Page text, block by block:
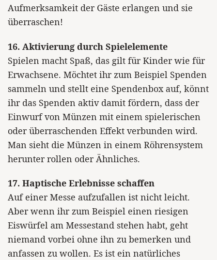
Aufmerksamkeit der Gäste erlangen und sie
überraschen!
16. Aktivierung durch Spielelemente
Spielen macht Spaß, das gilt für Kinder wie für
Erwachsene. Möchtet ihr zum Beispiel Spenden
sammeln und stellt eine Spendenbox auf, könnt
ihr das Spenden aktiv damit fördern, dass der
Einwurf von Münzen mit einem spielerischen
oder überraschenden Effekt verbunden wird.
Man sieht die Münzen in einem Röhrensystem
herunter rollen oder Ähnliches.
17. Haptische Erlebnisse schaffen
Auf einer Messe aufzufallen ist nicht leicht.
Aber wenn ihr zum Beispiel einen riesigen
Eiswürfel am Messestand stehen habt, geht
niemand vorbei ohne ihn zu bemerken und
anfassen zu wollen. Es ist ein natürliches